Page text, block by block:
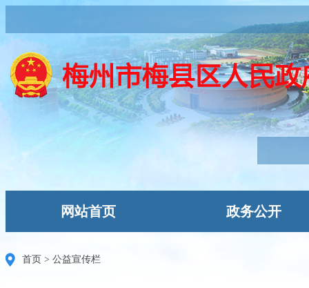
网站首页 政务公开
首页 > 公益宣传栏